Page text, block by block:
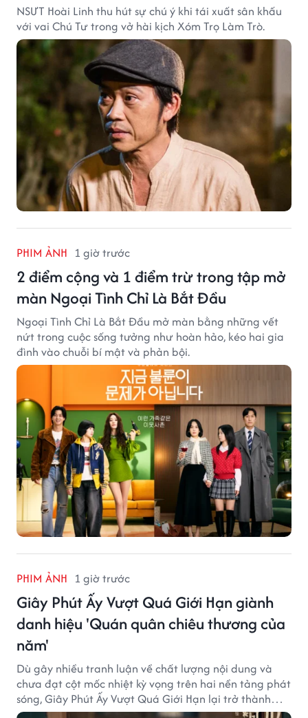
NSƯT Hoài Linh thu hút sự chú ý khi tái xuất sân khấu
với vai Chú Tư trong vở hài kịch Xóm Trọ Làm Trò.
PHIM ẢNH 1 giờ trước
2 điểm cộng và 1 điểm trừ trong tập mở
màn Ngoại Tình Chỉ Là Bắt Đầu
Ngoại Tình Chỉ Là Bắt Đầu mở màn bằng những vết
nứt trong cuộc sống tưởng như hoàn hảo, kéo hai gia
đình vào chuỗi bí mật và phản bội.
PHIM ẢNH 1 giờ trước
Giây Phút Ấy Vượt Quá Giới Hạn giành
danh hiệu 'Quán quân chiêu thương của
năm'
Dù gây nhiều tranh luận về chất lượng nội dung và
chưa đạt cột mốc nhiệt kỳ vọng trên hai nền tảng phát
sóng, Giây Phút Ấy Vượt Quá Giới Hạn lại trở thành
hiện tượng ở khía cạnh thương mại.